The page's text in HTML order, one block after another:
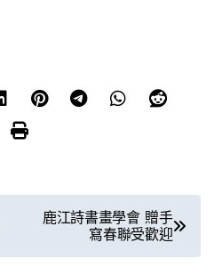
鹿江詩書畫學會 贈手
寫春聯受歡迎